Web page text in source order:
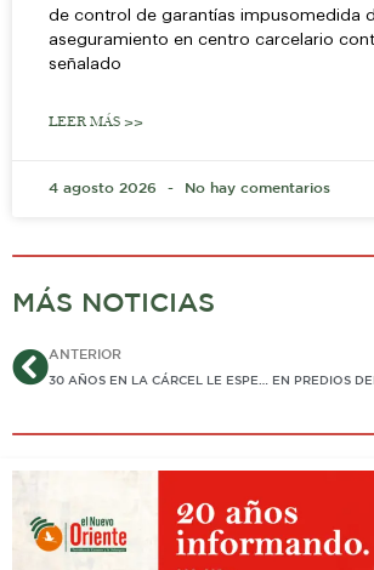
de control de garantías impusomedida
aseguramiento en centro carcelario
señalado
LEER MÁS >>
4 agosto 2026 No hay comentarios
MÁS NOTICIAS
AntANTERIOR